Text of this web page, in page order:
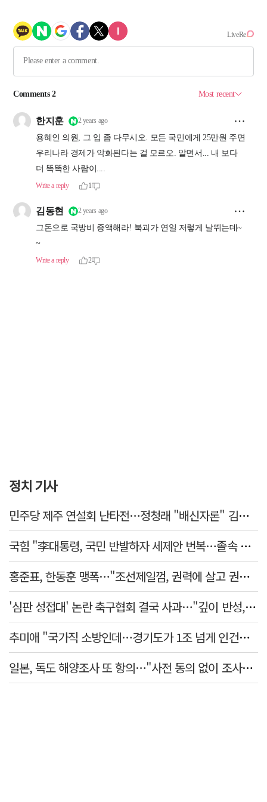
정치 기사
민주당 제주 연설회 난타전…정청래 "배신자론" 김민석 "관리 무능"
국힘 "李대통령, 국민 반발하자 세제안 번복…졸속 국정 즉각 중단"
홍준표, 한동훈 맹폭…"조선제일껌, 권력에 살고 권력에 죽었다"
'심판 성접대' 논란 축구협회 결국 사과…"깊이 반성, 쇄신하겠다"
추미애 "국가직 소방인데…경기도가 1조 넘게 인건비 대납"
일본, 독도 해양조사 또 항의…"사전 동의 없이 조사" 주장